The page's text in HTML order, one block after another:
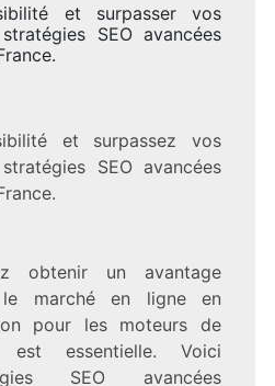
et surpasser vos
SEO avancées
et surpassez vos
SEO avancées
obtenir un avantage
le marché en ligne en
pour les moteurs de
est essentielle. Voici
SEO avancées